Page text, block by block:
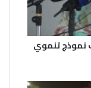
نموذج تنموي